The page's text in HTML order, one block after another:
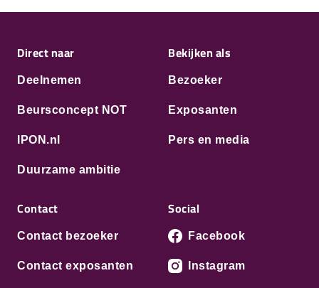
Direct naar
Deelnemen
Beursconcept NOT
IPON.nl
Duurzame ambitie
Bekijken als
Bezoeker
Exposanten
Pers en media
Contact
Contact bezoeker
Contact exposanten
Social
Facebook
Instagram